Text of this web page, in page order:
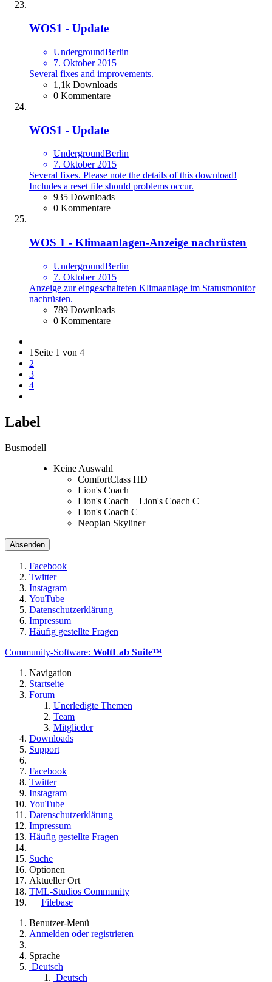
WOS1 - Update
UndergroundBerlin
7. Oktober 2015
Several fixes and improvements.
1,1k Downloads
0 Kommentare
WOS1 - Update
UndergroundBerlin
7. Oktober 2015
Several fixes. Please note the details of this download!
Includes a reset file should problems occur.
935 Downloads
0 Kommentare
WOS 1 - Klimaanlagen-Anzeige nachrüsten
UndergroundBerlin
7. Oktober 2015
Anzeige zur eingeschalteten Klimaanlage im Statusmonitor
nachrüsten.
789 Downloads
0 Kommentare
1 Seite 1 von 4
2
3
4
Label
Busmodell
Keine Auswahl
ComfortClass HD
Lion's Coach
Lion's Coach + Lion's Coach C
Lion's Coach C
Neoplan Skyliner
Facebook
Twitter
Instagram
YouTube
Datenschutzerklärung
Impressum
Häufig gestellte Fragen
Community-Software: WoltLab Suite™
Navigation
Startseite
Forum
Unerledigte Themen
Team
Mitglieder
Downloads
Support
Facebook
Twitter
Instagram
YouTube
Datenschutzerklärung
Impressum
Häufig gestellte Fragen
Suche
Optionen
Aktueller Ort
TML-Studios Community
Filebase
Benutzer-Menü
Anmelden oder registrieren
Sprache
Deutsch
Deutsch